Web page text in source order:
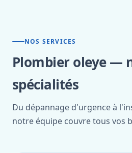
NOS SERVICES
Plombier oleye —
spécialités
Du dépannage d'urgence à
notre équipe couvre tous vos